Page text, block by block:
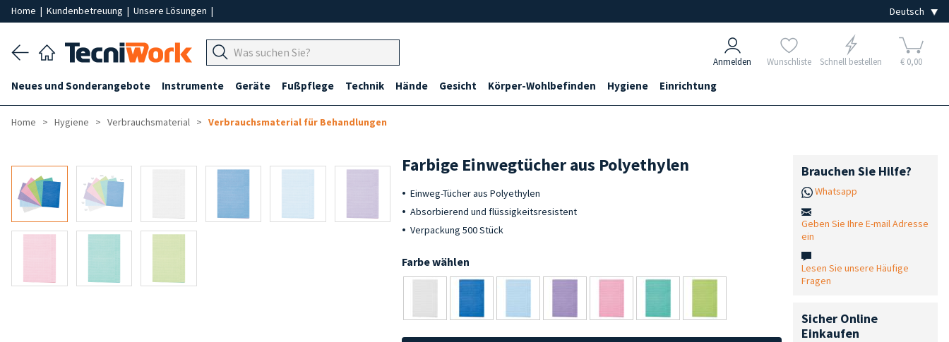
Home | Kundenbetreuung | Unsere Lösungen |
Anmelden Wunschliste Schnell bestellen € 0,00
Neues und Sonderangebote Instrumente Geräte Fußpflege Technik Hände Gesicht Körper-Wohlbefinden Hygiene Einrichtung
Home Hygiene Verbrauchsmaterial Verbrauchsmaterial für Behandlungen
Farbige Einwegtücher aus Polyethylen
Einweg-Tücher aus Polyethylen
Absorbierend und flüssigkeitsresistent
Verpackung 500 Stück
Farbe wählen
Brauchen Sie Hilfe?
Whatsapp
Geben Sie Ihre E-mail Adresse
ein
Lesen Sie unsere Häufige
Fragen
Sicher Online
Einkaufen